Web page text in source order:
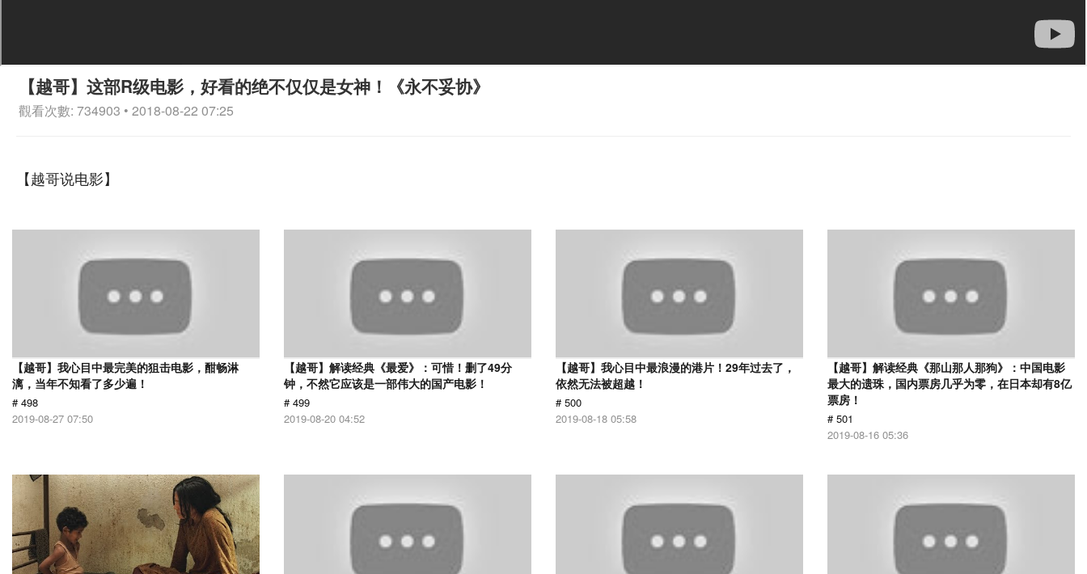
【越哥】这部R级电影，好看的绝不仅仅是女神！《永不妥协》
觀看次數: 734903 • 2018-08-22 07:25
【越哥说电影】
【越哥】我心目中最完美的狙击电影，酣畅淋
漓，当年不知看了多少遍！
# 498
2019-08-27 07:50
【越哥】解读经典《最爱》：可惜！删了49分
钟，不然它应该是一部伟大的国产电影！
# 499
2019-08-20 04:52
【越哥】我心目中最浪漫的港片！29年过去了，
依然无法被超越！
# 500
2019-08-18 05:58
【越哥】解读经典《那山那人那狗》：中国电影
最大的遗珠，国内票房几乎为零，在日本却有8亿
票房！
# 501
2019-08-16 05:36